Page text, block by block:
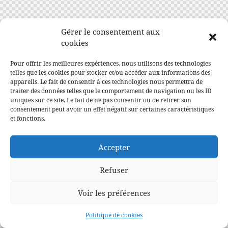
Gérer le consentement aux
cookies
Pour offrir les meilleures expériences, nous utilisons des technologies
telles que les cookies pour stocker et/ou accéder aux informations des
appareils. Le fait de consentir à ces technologies nous permettra de
traiter des données telles que le comportement de navigation ou les ID
uniques sur ce site. Le fait de ne pas consentir ou de retirer son
consentement peut avoir un effet négatif sur certaines caractéristiques
et fonctions.
Accepter
Refuser
Voir les préférences
Politique de cookies